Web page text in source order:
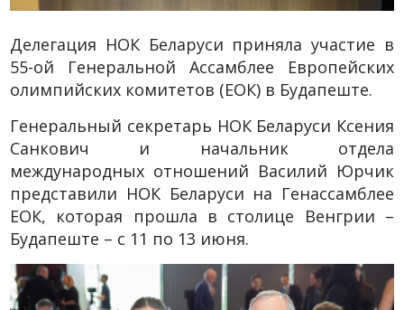
Делегация НОК Беларуси приняла участие в
55-ой Генеральной Ассамблее Европейских
олимпийских комитетов (ЕОК) в Будапеште.
Генеральный секретарь НОК Беларуси Ксения
Санкович и начальник отдела
международных отношений Василий Юрчик
представили НОК Беларуси на Генассамблее
ЕОК, которая прошла в столице Венгрии –
Будапеште – с 11 по 13 июня.